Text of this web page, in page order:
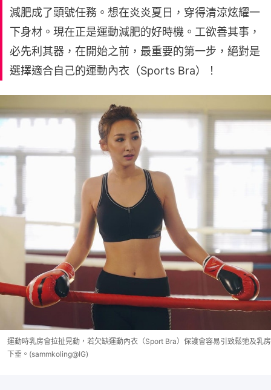
減肥成了頭號任務。想在炎炎夏日，穿得清涼炫耀一
下身材。現在正是運動減肥的好時機。工欲善其事，
必先利其器，在開始之前，最重要的第一步，絕對是
選擇適合自己的運動內衣（Sports Bra）！
運動時乳房會拉扯晃動，若欠缺運動內衣（Sport Bra）保護會容易引致鬆弛及乳房
下垂。(sammkoling@IG)